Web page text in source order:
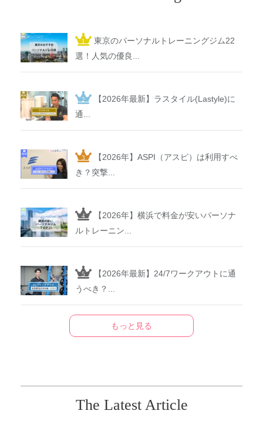
東京のパーソナルトレーニングジム22
選！人気の優良...
【2026年最新】ラスタイル(Lastyle)に
通...
【2026年】ASPI（アスピ）は利用すべ
き？突撃...
【2026年】横浜で料金が安いパーソナ
ルトレーニン...
【2026年最新】24/7ワークアウトに通
うべき？...
もっと見る
The Latest Article